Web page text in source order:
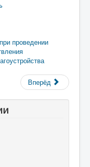
проведении
Вперёд